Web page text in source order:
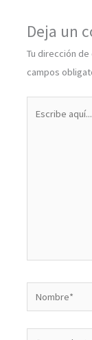
Deja un
Tu dirección
campos
Nombre*